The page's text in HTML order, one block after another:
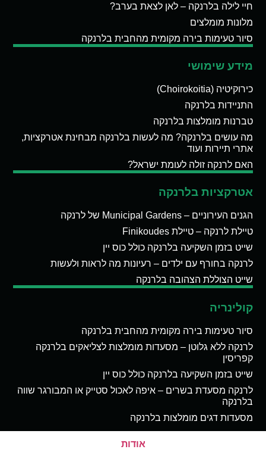
חיי לילה בלרנקה – לאן לצאת בערב?
מלונות מומלצים
סיור טעימות בירה מקומית מהחבית בלרנקה
מידע שימושי
כירוקיטיה (Choirokoitia)
התניידות בלרנקה
טברנות מומלצות בלרנקה
מה עושים בלרנקה? מה לעשות בלרנקה מבחינת אטרקציות,
אתרי תיירות ועוד
האם לרנקה זולה לעומת ישראל?
אטרקציות בלרנקה
הגנים העירוניים – Municipal Gardens של לרנקה
טיילת לרנקה – טיילת Finikoudes
שייט בזמן השקיעה בלרנקה כולל כוס יין
לרנקה בחורף עם ילדים – רעיונות מה לראות ולעשות
שייט הצוללת הצהובה בלרנקה
קולינריה
סיור טעימות בירה מקומית מהחבית בלרנקה
לרנקה ללא גלוטן – מסעדות מומלצות לצליאקים בלרנקה
קפריסין
שייט בזמן השקיעה בלרנקה כולל כוס יין
לרנקה מסעדת בשרים – איפה לאכול סטייק או המבורגר שווה
בלרנקה
מסעדות דגים מומלצות בלרנקה
אודות